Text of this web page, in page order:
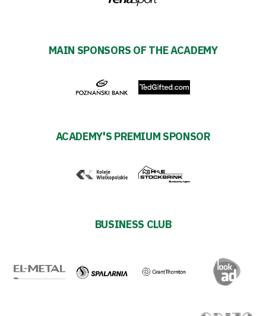
MAIN SPONSORS OF THE ACADEMY
ACADEMY'S PREMIUM SPONSOR
BUSINESS CLUB